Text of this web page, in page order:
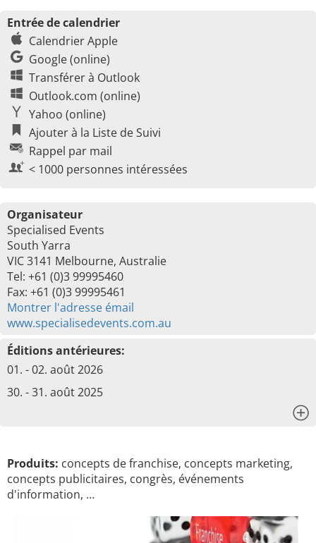
Entrée de calendrier
Calendrier Apple
Google (online)
Transférer à Outlook
Outlook.com (online)
Yahoo (online)
Ajouter à la Liste de Suivi
Rappel par mail
< 1000 personnes intéressées
Organisateur
Specialised Events
South Yarra
VIC 3141 Melbourne, Australie
Tel: +61 (0)3 99995460
Fax: +61 (0)3 99995461
Montrer l'adresse émail
www.specialisedevents.com.au
Éditions antérieures:
01. - 02. août 2026
30. - 31. août 2025
Produits: concepts de franchise, concepts marketing,
concepts publicitaires, congrès, événements
d'information, …